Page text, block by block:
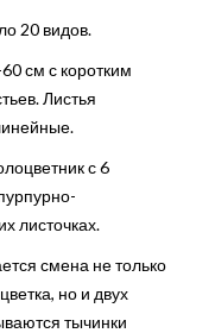
20 видов.
см с коротким
Листья
с 6
листочках.
смена не только
но и двух
тычинки